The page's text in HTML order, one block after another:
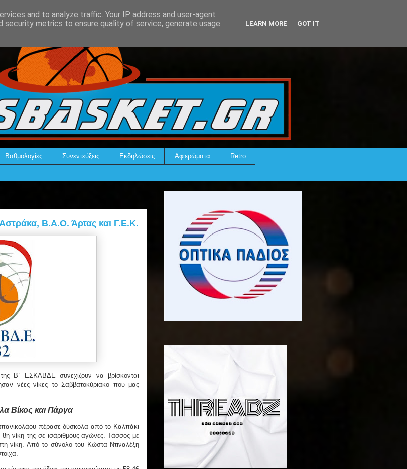
Βαθμολογίες Συνεντεύξεις Εκδηλώσεις Αφιερώματα Retro
Β.Α.Ο. Άρτας και Γ.Ε.Κ.
Β΄ ΕΣΚΑΒΔΕ συνεχίζουν να βρίσκονται
νέες νίκες το Σαββατοκύριακο που μας
Βίκος και Πάργα
πέρασε δύσκολα από το Καλπάκι
νίκη της σε ισάριθμους αγώνες. Τάσσος με
νίκη. Από το σύνολο του Κώστα Ντιναλέξη
and to analyze traffic. Your IP address and user-agent
security metrics to ensure quality of service, generate usage
LEARN MORE GOT IT